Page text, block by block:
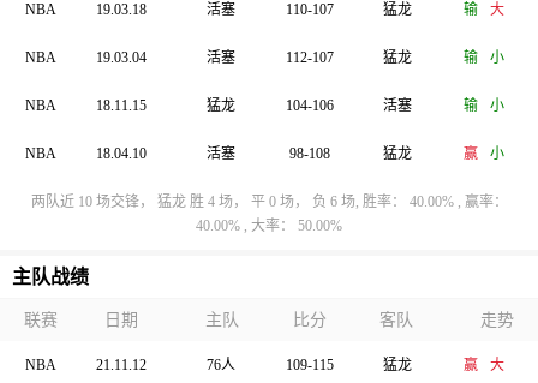
NBA 19.03.18 活塞 110-107 猛龙 输 大
NBA 19.03.04 活塞 112-107 猛龙 输 小
NBA 18.11.15 猛龙 104-106 活塞 输 小
NBA 18.04.10 活塞 98-108 猛龙 赢 小
两队近 10 场交锋， 猛龙 胜 4 场， 平 0 场， 负 6 场, 胜率： 40.00% , 赢率：
40.00% , 大率： 50.00%
主队战绩
联赛 日期 主队 比分 客队 走势
NBA 21.11.12 76人 109-115 猛龙 赢 大